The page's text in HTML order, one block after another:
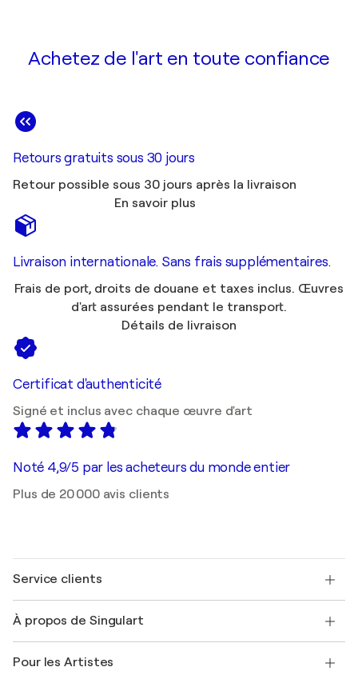
Achetez de l'art en toute confiance
Retours gratuits sous 30 jours
Retour possible sous 30 jours après la livraison
En savoir plus
Livraison internationale. Sans frais supplémentaires.
Frais de port, droits de douane et taxes inclus. Œuvres
d'art assurées pendant le transport.
Détails de livraison
Certificat d'authenticité
Signé et inclus avec chaque œuvre d'art
Noté 4,9/5 par les acheteurs du monde entier
Plus de 20 000 avis clients
Service clients
Expédition
Offrir une carte cadeau
À propos de Singulart
FAQ
Pour les Artistes